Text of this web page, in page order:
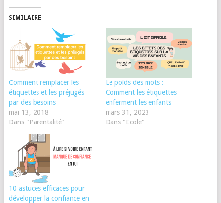
SIMILAIRE
Comment remplacer les
étiquettes et les préjugés
par des besoins
mai 13, 2018
Dans "Parentalité"
Le poids des mots :
Comment les étiquettes
enferment les enfants
mars 31, 2023
Dans "Ecole"
10 astuces efficaces pour
développer la confiance en